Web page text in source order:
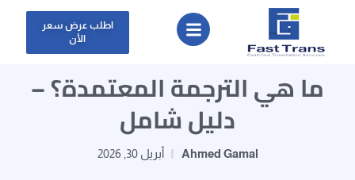
اطلب عرض سعر
الأن
ما هي الترجمة المعتمدة؟ –
دليل شامل
Ahmed Gamal أبريل 30, 2026